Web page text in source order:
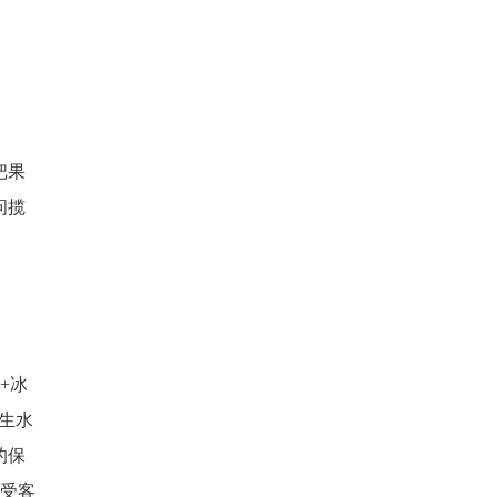
果
揽
冰
水
保
客